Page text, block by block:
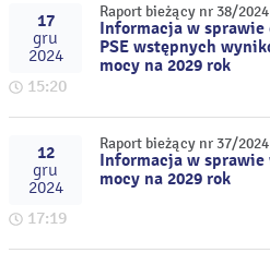
17
gru
2024
15:20
Raport bieżący nr 38/2024
Informacja w sprawie
PSE wstępnych
mocy na 2029 rok
12
gru
2024
17:19
Raport bieżący nr 37/2024
Informacja w
mocy na 2029 rok